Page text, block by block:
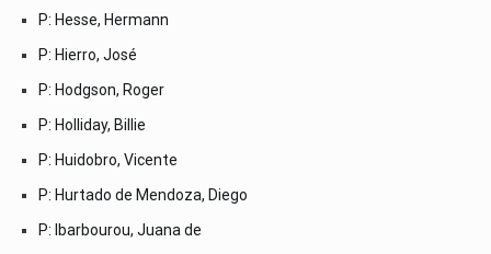
P: Hesse, Hermann
P: Hierro, José
P: Hodgson, Roger
P: Holliday, Billie
P: Huidobro, Vicente
P: Hurtado de Mendoza, Diego
P: Ibarbourou, Juana de